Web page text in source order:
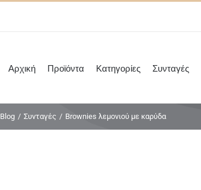
Αρχική Προϊόντα Κατηγορίες Συνταγές
Blog / Συνταγές / Brownies λεμονιού με καρύδα